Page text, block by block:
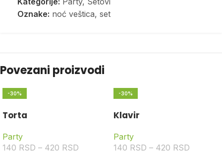
Oznake: noć veštica, set
Povezani proizvodi
-30%
Torta
Party
140 RSD – 420 RSD
-30%
Klavir
Party
140 RSD – 420 RSD